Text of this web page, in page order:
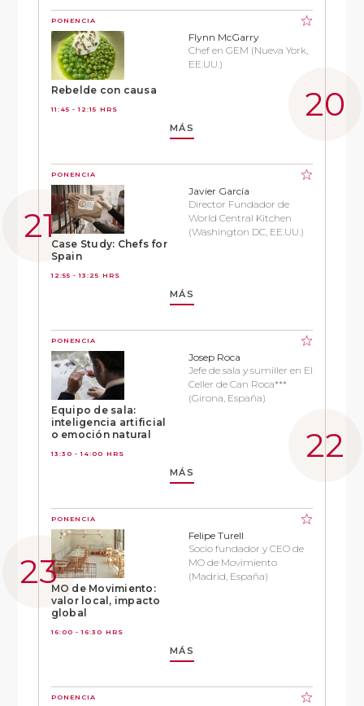
PONENCIA
Rebelde con causa
11:45 - 12:15 HRS
Flynn McGarry
Chef en GEM (Nueva York,
EE.UU.)
MÁS
PONENCIA
Case Study: Chefs for
Spain
12:55 - 13:25 HRS
Javier García
Director Fundador de
World Central Kitchen
(Washington DC, EE.UU.)
MÁS
PONENCIA
Equipo de sala:
inteligencia artificial
o emoción natural
13:30 - 14:00 HRS
Josep Roca
Jefe de sala y sumiller en El
Celler de Can Roca***
(Girona, España)
MÁS
PONENCIA
MO de Movimiento:
valor local, impacto
global
16:00 - 16:30 HRS
Felipe Turell
Socio fundador y CEO de
MO de Movimiento
(Madrid, España)
MÁS
PONENCIA